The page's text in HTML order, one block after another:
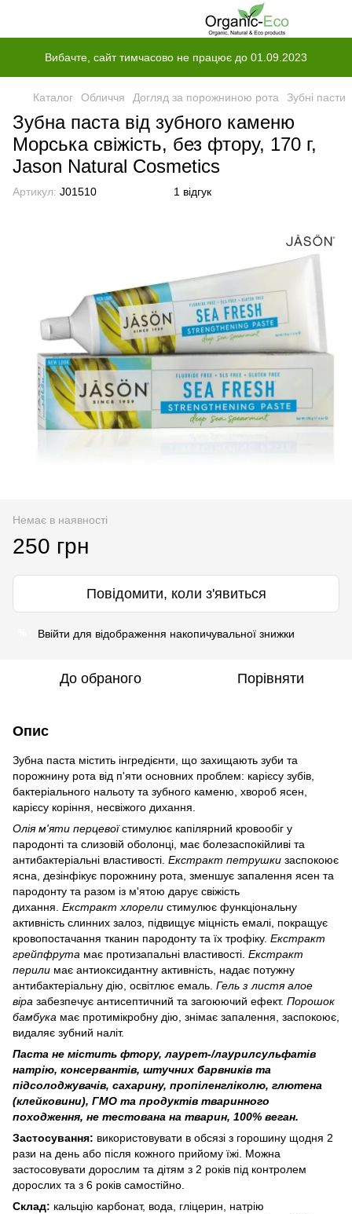
Вибачте, сайт тимчасово не працює до 01.09.2023
Каталог Обличчя Догляд за порожниною рота Зубні пасти
Зубна паста від зубного каменю
Морська свіжість, без фтору, 170 г,
Jason Natural Cosmetics
Артикул: J01510 1 відгук
Немає в наявності
250 грн
Повідомити, коли з'явиться
Ввійти для відображення накопичувальної знижки
До обраного Порівняти
Опис
Зубна паста містить інгредієнти, що захищають зуби та
порожнину рота від п'яти основних проблем: карієсу зубів,
бактеріального нальоту та зубного каменю, хвороб ясен,
карієсу коріння, несвіжого дихання.
Олія м'яти перцевоїстимулює капілярний кровообіг у
пародонті та слизовій оболонці, має болезаспокійливі та
антибактеріальні властивості. Екстракт петрушки заспокоює
ясна, дезінфікує порожнину рота, зменшує запалення ясен та
пародонту та разом із м'ятою дарує свіжість
дихання. Екстракт хлорели стимулює функціональну
активність слинних залоз, підвищує міцність емалі, покращує
кровопостачання тканин пародонту та їх трофіку. Екстракт
грейпфрута має протизапальні властивості. Екстракт
перили має антиоксидантну активність, надає потужну
антибактеріальну дію, освітлює емаль. Гель з листя алое
віра забезпечує антисептичний та загоюючий ефект. Порошок
бамбука має протимікробну дію, знімає запалення, заспокоює,
видаляє зубний наліт.
Паста не містить фтору, лаурет-/лаурилсульфатів
натрію, консервантів, штучних барвників та
підсолоджувачів, сахарину, пропіленгліколю, глютена
(клейковини), ГМО та продуктів тваринного
походження, не тестована на тварин, 100% веган.
Застосування: використовувати в обсязі з горошину щодня 2
рази на день або після кожного прийому їжі. Можна
застосовувати дорослим та дітям з 2 років під контролем
дорослих та з 6 років самостійно.
Склад: кальцію карбонат, вода, гліцерин, натрію